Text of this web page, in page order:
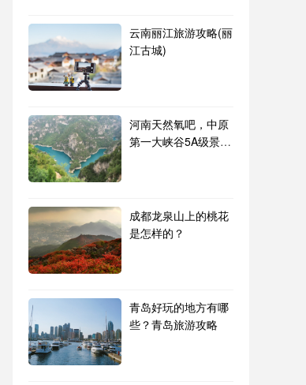
云南丽江旅游攻略(丽
江古城)
河南天然氧吧，中原
第一大峡谷5A级景区
成都龙泉山上的桃花
是怎样的？
青岛好玩的地方有哪
些？青岛旅游攻略